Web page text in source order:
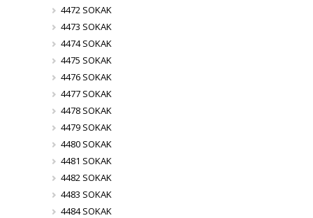
4472 SOKAK
4473 SOKAK
4474 SOKAK
4475 SOKAK
4476 SOKAK
4477 SOKAK
4478 SOKAK
4479 SOKAK
4480 SOKAK
4481 SOKAK
4482 SOKAK
4483 SOKAK
4484 SOKAK